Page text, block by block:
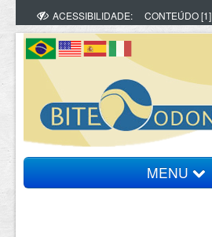
ACESSIBILIDADE: CONTEÚDO [1]
MENU